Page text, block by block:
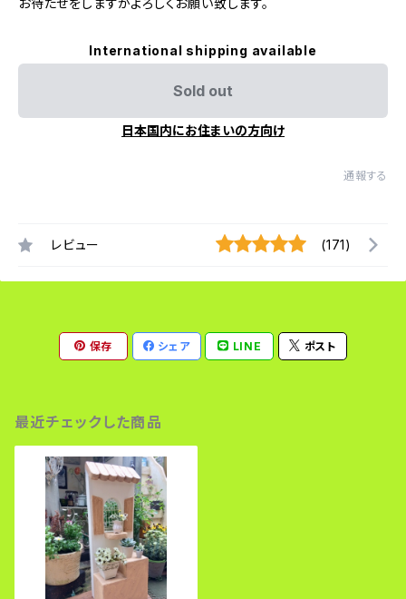
お待たせをしますがよろしくお願い致します。
International shipping available
Sold out
日本国内にお住まいの方向け
通報する
レビュー (171)
保存 シェア LINE ポスト
最近チェックした商品